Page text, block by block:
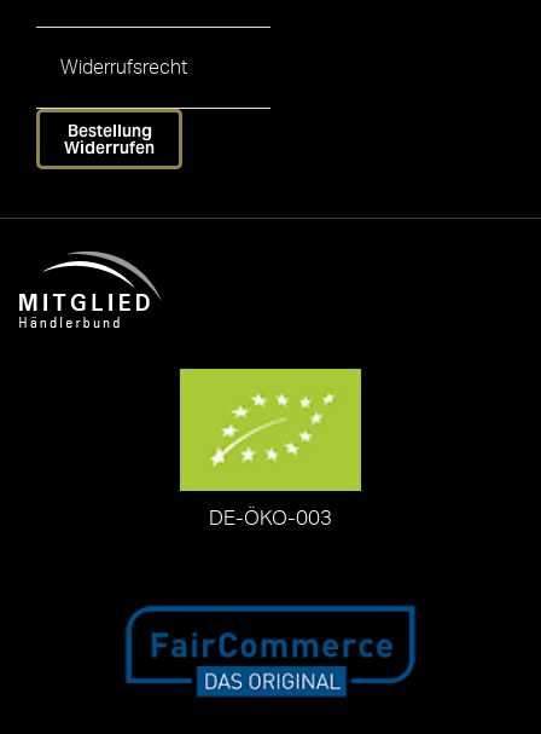
Widerrufsrecht
Bestellung
Widerrufen
DE-ÖKO-003